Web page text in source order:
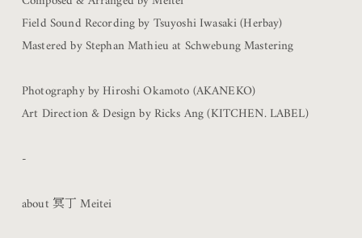
Field Sound Recording by Tsuyoshi Iwasaki (Herbay)
Mastered by Stephan Mathieu at Schwebung Mastering
Photography by Hiroshi Okamoto (AKANEKO)
Art Direction & Design by Ricks Ang (KITCHEN. LABEL)
-
about 冥丁 Meitei